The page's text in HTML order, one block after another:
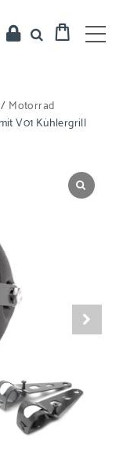
/ Motorrad
V01 Kühlergrill